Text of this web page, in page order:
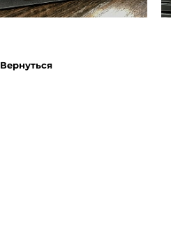
Вернуться